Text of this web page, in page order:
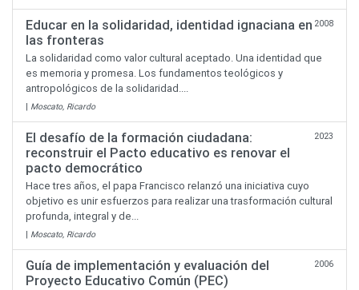
Educar en la solidaridad, identidad ignaciana en
las fronteras
2008
La solidaridad como valor cultural aceptado. Una identidad que
es memoria y promesa. Los fundamentos teológicos y
antropológicos de la solidaridad....
| Moscato, Ricardo
El desafío de la formación ciudadana:
reconstruir el Pacto educativo es renovar el
pacto democrático
2023
Hace tres años, el papa Francisco relanzó una iniciativa cuyo
objetivo es unir esfuerzos para realizar una trasformación cultural
profunda, integral y de...
| Moscato, Ricardo
Guía de implementación y evaluación del
Proyecto Educativo Común (PEC)
2006